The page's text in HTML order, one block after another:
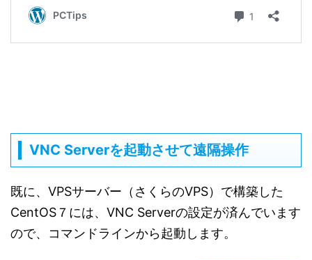
VNC Serverを起動させて遠隔操作
既に、VPSサーバー（さくらのVPS）で構築した
CentOS７には、VNC Serverの設定が済んでいます
ので、コマンドラインから起動します。